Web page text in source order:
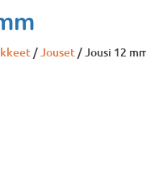
/ Jouset/ Jousi 12